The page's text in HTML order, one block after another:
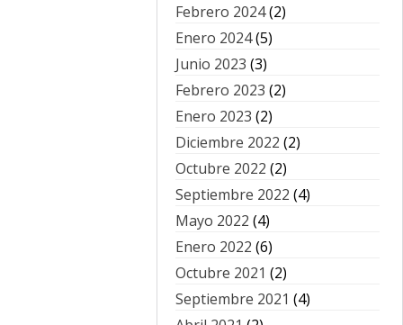
Febrero 2024(2)
Enero 2024(5)
Junio 2023 (3)
Febrero 2023 (2)
Enero 2023 (2)
Diciembre 2022 (2)
Octubre 2022 (2)
Septiembre 2022 (4)
Mayo 2022 (4)
Enero 2022 (6)
Octubre 2021 (2)
Septiembre 2021 (4)